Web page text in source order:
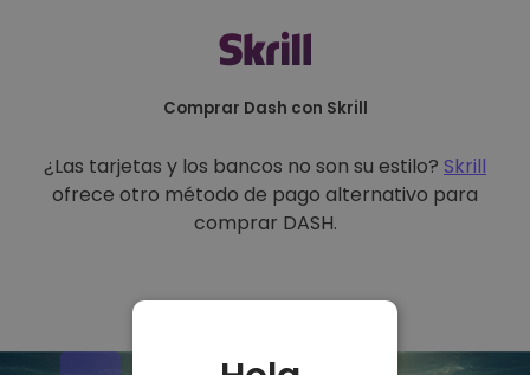
Comprar Dash con Skrill
¿Las tarjetas y los bancos no son su estilo? Skrill
ofrece otro método de pago alternativo para
comprar DASH.